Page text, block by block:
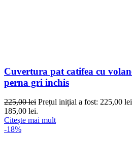
Cuvertura pat catifea cu
perna gri inchis
225,00lei Prețul inițial a fost: 225,00
185,00 lei.
Citește mai mult
-18%